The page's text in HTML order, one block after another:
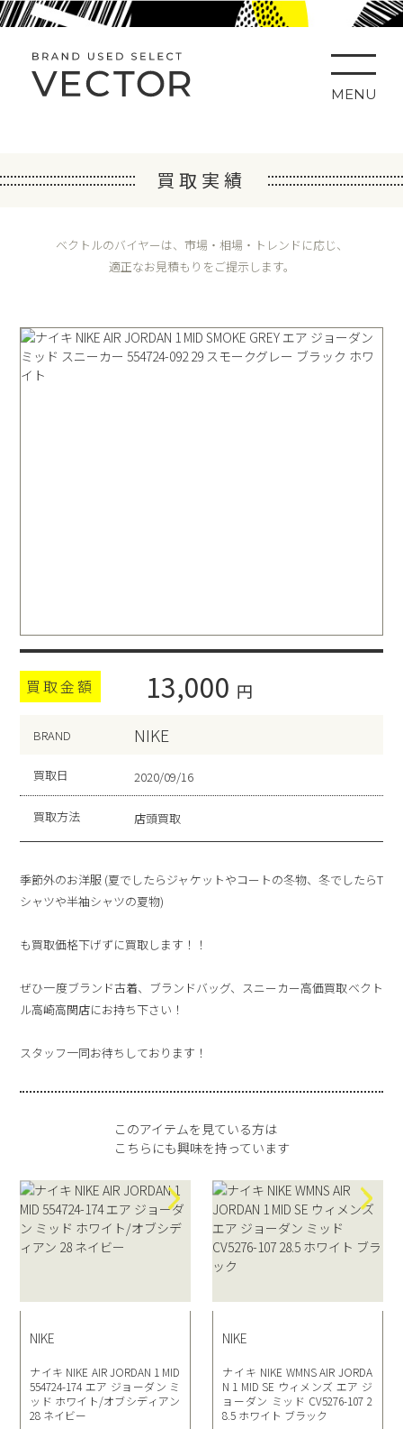
MENU
買取実績
ベクトルのバイヤーは、市場・相場・トレンドに応じ、
適正なお見積もりをご提示します。
買取金額 13,000 円
BRAND NIKE
買取日 2020/09/16
買取方法 店頭買取
季節外のお洋服 (夏でしたらジャケットやコートの冬物、冬でしたらT
シャツや半袖シャツの夏物)
も買取価格下げずに買取します！！
ぜひ一度ブランド古着、ブランドバッグ、スニーカー高価買取ベクト
ル高崎高関店にお持ち下さい！
スタッフ一同お待ちしております！
このアイテムを見ている方は
こちらにも興味を持っています
NIKE
ナイキ NIKE AIR JORDAN 1 MID
554724-174 エア ジョーダン ミ
ッド ホワイト/オブシディアン
28 ネイビー
NIKE
ナイキ NIKE WMNS AIR JORDA
N 1 MID SE ウィメンズ エア ジ
ョーダン ミッド CV5276-107 2
8.5 ホワイト ブラック